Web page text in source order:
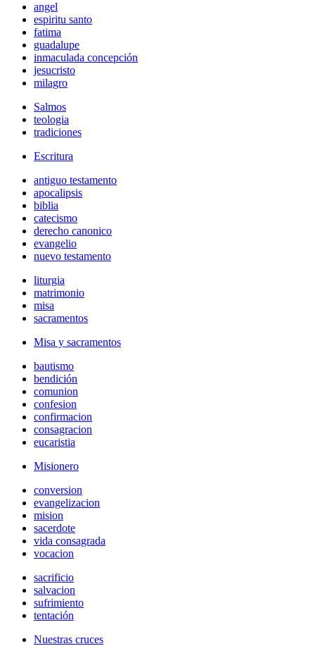
angel
espiritu santo
fatima
guadalupe
inmaculada concepción
jesucristo
milagro
Salmos
teologia
tradiciones
Escritura
antiguo testamento
apocalipsis
biblia
catecismo
derecho canonico
evangelio
nuevo testamento
liturgia
matrimonio
misa
sacramentos
Misa y sacramentos
bautismo
bendición
comunion
confesion
confirmacion
consagracion
eucaristia
Misionero
conversion
evangelizacion
mision
sacerdote
vida consagrada
vocacion
sacrificio
salvacion
sufrimiento
tentación
Nuestras cruces